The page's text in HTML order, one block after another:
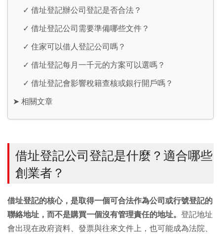
✓ 借址登記辦公司登記是否合法？
✓ 借址登記公司需要準備哪些文件？
✓ 住家可以借人登記公司嗎？
✓ 借址登記每月一千元的方案可以選嗎？
✓ 借址登記會影響稅籍查核或銀行開戶嗎？
➤ 相關文章
借址登記公司登記是什麼？適合哪些
創業者？
借址登記的核心，是取得一個可合法作為公司或行號登記的
聯絡地址，而不是購買一個沒有管理責任的地址。 登記地址
會出現在政府資料、發票與往來文件上，也可能成為法院、